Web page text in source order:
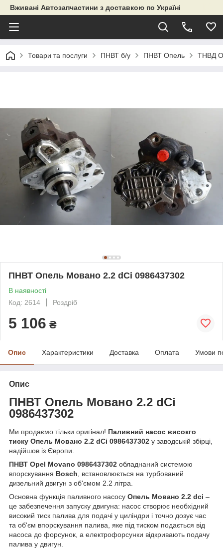
Вживані Автозапчастини з доставкою по Україні
Товари та послуги ПНВТ б/у ПНВТ Опель ТНВД
ПНВТ Опель Мовано 2.2 dCi 0986437302
В наявності
Код: 2614
Роздріб
5 106 ₴
Опис Характеристики Доставка Оплата Умови
Опис
ПНВТ Опель Мовано 2.2 dCi
0986437302
Ми продаємо тільки оригінал! Паливний насос високго
тиску Опель Мовано 2.2 dCi 0986437302 у заводській збірці,
надійшов із Європи.
ПНВТ Opel Movano 0986437302 обладнаний системою
впорскування Bosch, встановлюється на турбований
дизельний двигун з об'ємом 2.2 літра.
Основна функція паливного насосу Опель Мовано 2.2 dci –
це забезпечення запуску двигуна: насос створює необхідний
високий тиск палива для подачі у циліндри і точно дозує час
та об'єм впорскування палива, яке під тиском подається від
насоса до форсунок, а електрофорсунки відкривають подачу
палива у двигун.